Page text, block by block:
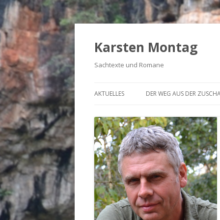
Karsten Montag
Sachtexte und Romane
AKTUELLES DER WEG AUS DER